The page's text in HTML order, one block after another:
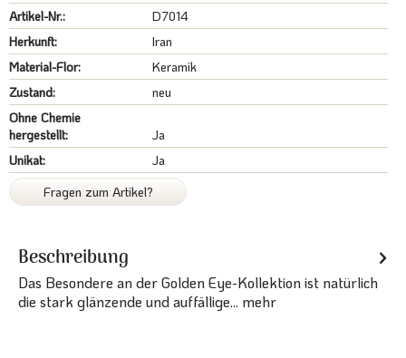
Artikel-Nr.:
D7014
Herkunft:
Iran
Material-Flor:
Keramik
Zustand:
neu
Ohne Chemie
hergestellt:
Ja
Unikat:
Ja
Fragen zum Artikel?
Beschreibung
Das Besondere an der Golden Eye-Kollektion ist natürlich
die stark glänzende und auffällige... mehr